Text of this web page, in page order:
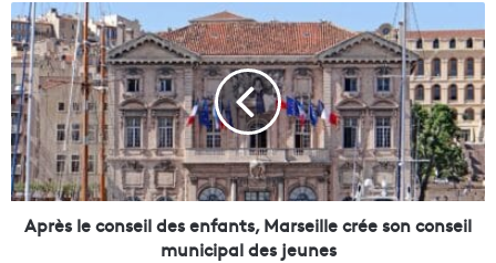
A
p
r
è
s
l
e
c
o
Après le conseil des enfants, Marseille crée son conseil
municipal des jeunes